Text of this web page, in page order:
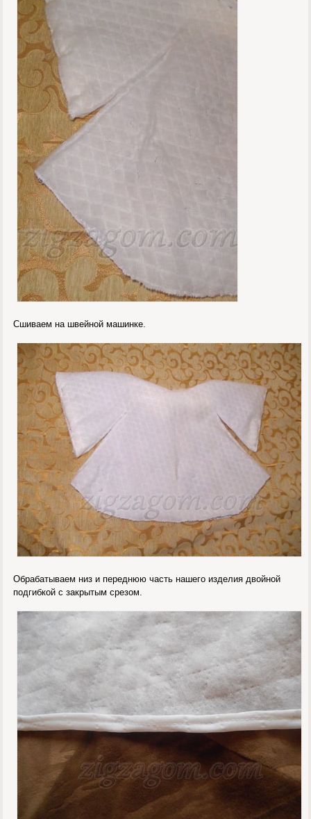
Сшиваем на швейной машинке.
Обрабатываем низ и переднюю часть нашего изделия двойной
подгибкой с закрытым срезом.